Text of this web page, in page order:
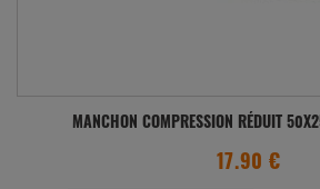
MANCHON COMPRESSION RÉDUIT
17.90 €